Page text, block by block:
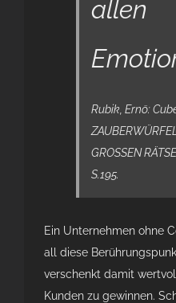
allen
Rubik, Ernö:
GROSSEN
S.195.
Ein Unternehmen ohne
all diese
verschenkt damit
Kunden zu gewinnen.